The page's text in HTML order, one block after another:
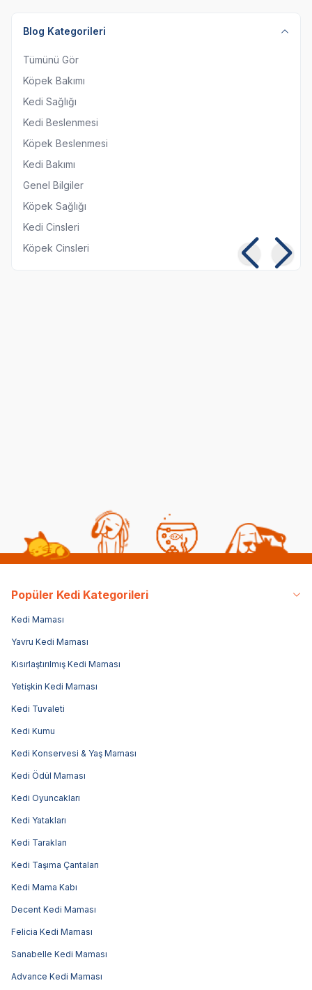
Blog Kategorileri
Tümünü Gör
Köpek Bakımı
Kedi Sağlığı
Kedi Beslenmesi
Köpek Beslenmesi
Kedi Bakımı
Genel Bilgiler
Köpek Sağlığı
Kedi Cinsleri
Köpek Cinsleri
Popüler Kedi Kategorileri
Kedi Maması
Yavru Kedi Maması
Kısırlaştırılmış Kedi Maması
Yetişkin Kedi Maması
Kedi Tuvaleti
Kedi Kumu
Kedi Konservesi & Yaş Maması
Kedi Ödül Maması
Kedi Oyuncakları
Kedi Yatakları
Kedi Tarakları
Kedi Taşıma Çantaları
Kedi Mama Kabı
Decent Kedi Maması
Felicia Kedi Maması
Sanabelle Kedi Maması
Advance Kedi Maması